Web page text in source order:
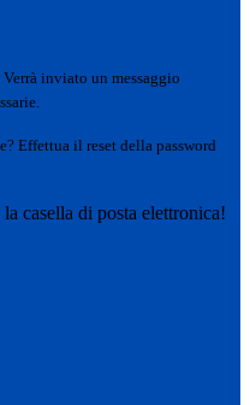
Verrà inviato un messaggio
Effettua il reset della password
casella di posta elettronica!